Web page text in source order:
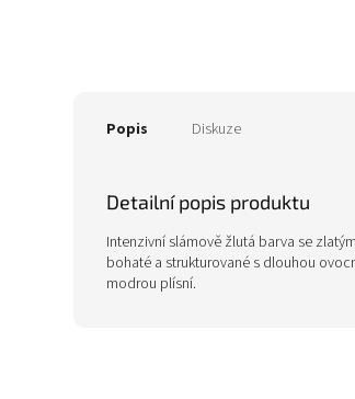
Popis Diskuze
Detailní popis produktu
Intenzivní slámově žlutá barva se
bohaté a strukturované s dlouhou
modrou plísní.